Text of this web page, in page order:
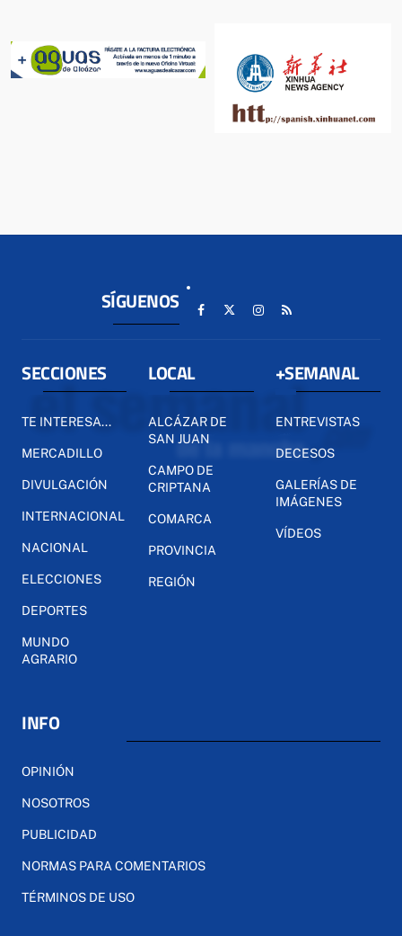
SÍGUENOS
SECCIONES
TE INTERESA...
MERCADILLO
DIVULGACIÓN
INTERNACIONAL
NACIONAL
ELECCIONES
DEPORTES
MUNDO
AGRARIO
LOCAL
ALCÁZAR DE
SAN JUAN
CAMPO DE
CRIPTANA
COMARCA
PROVINCIA
REGIÓN
+SEMANAL
ENTREVISTAS
DECESOS
GALERÍAS DE
IMÁGENES
VÍDEOS
INFO
OPINIÓN
NOSOTROS
PUBLICIDAD
NORMAS PARA COMENTARIOS
TÉRMINOS DE USO